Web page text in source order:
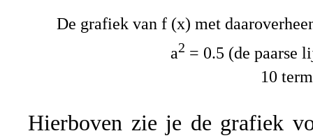
De grafiek van f (x) met
a2 = 0.5 (de paarse
10
Hierboven zie je de grafiek